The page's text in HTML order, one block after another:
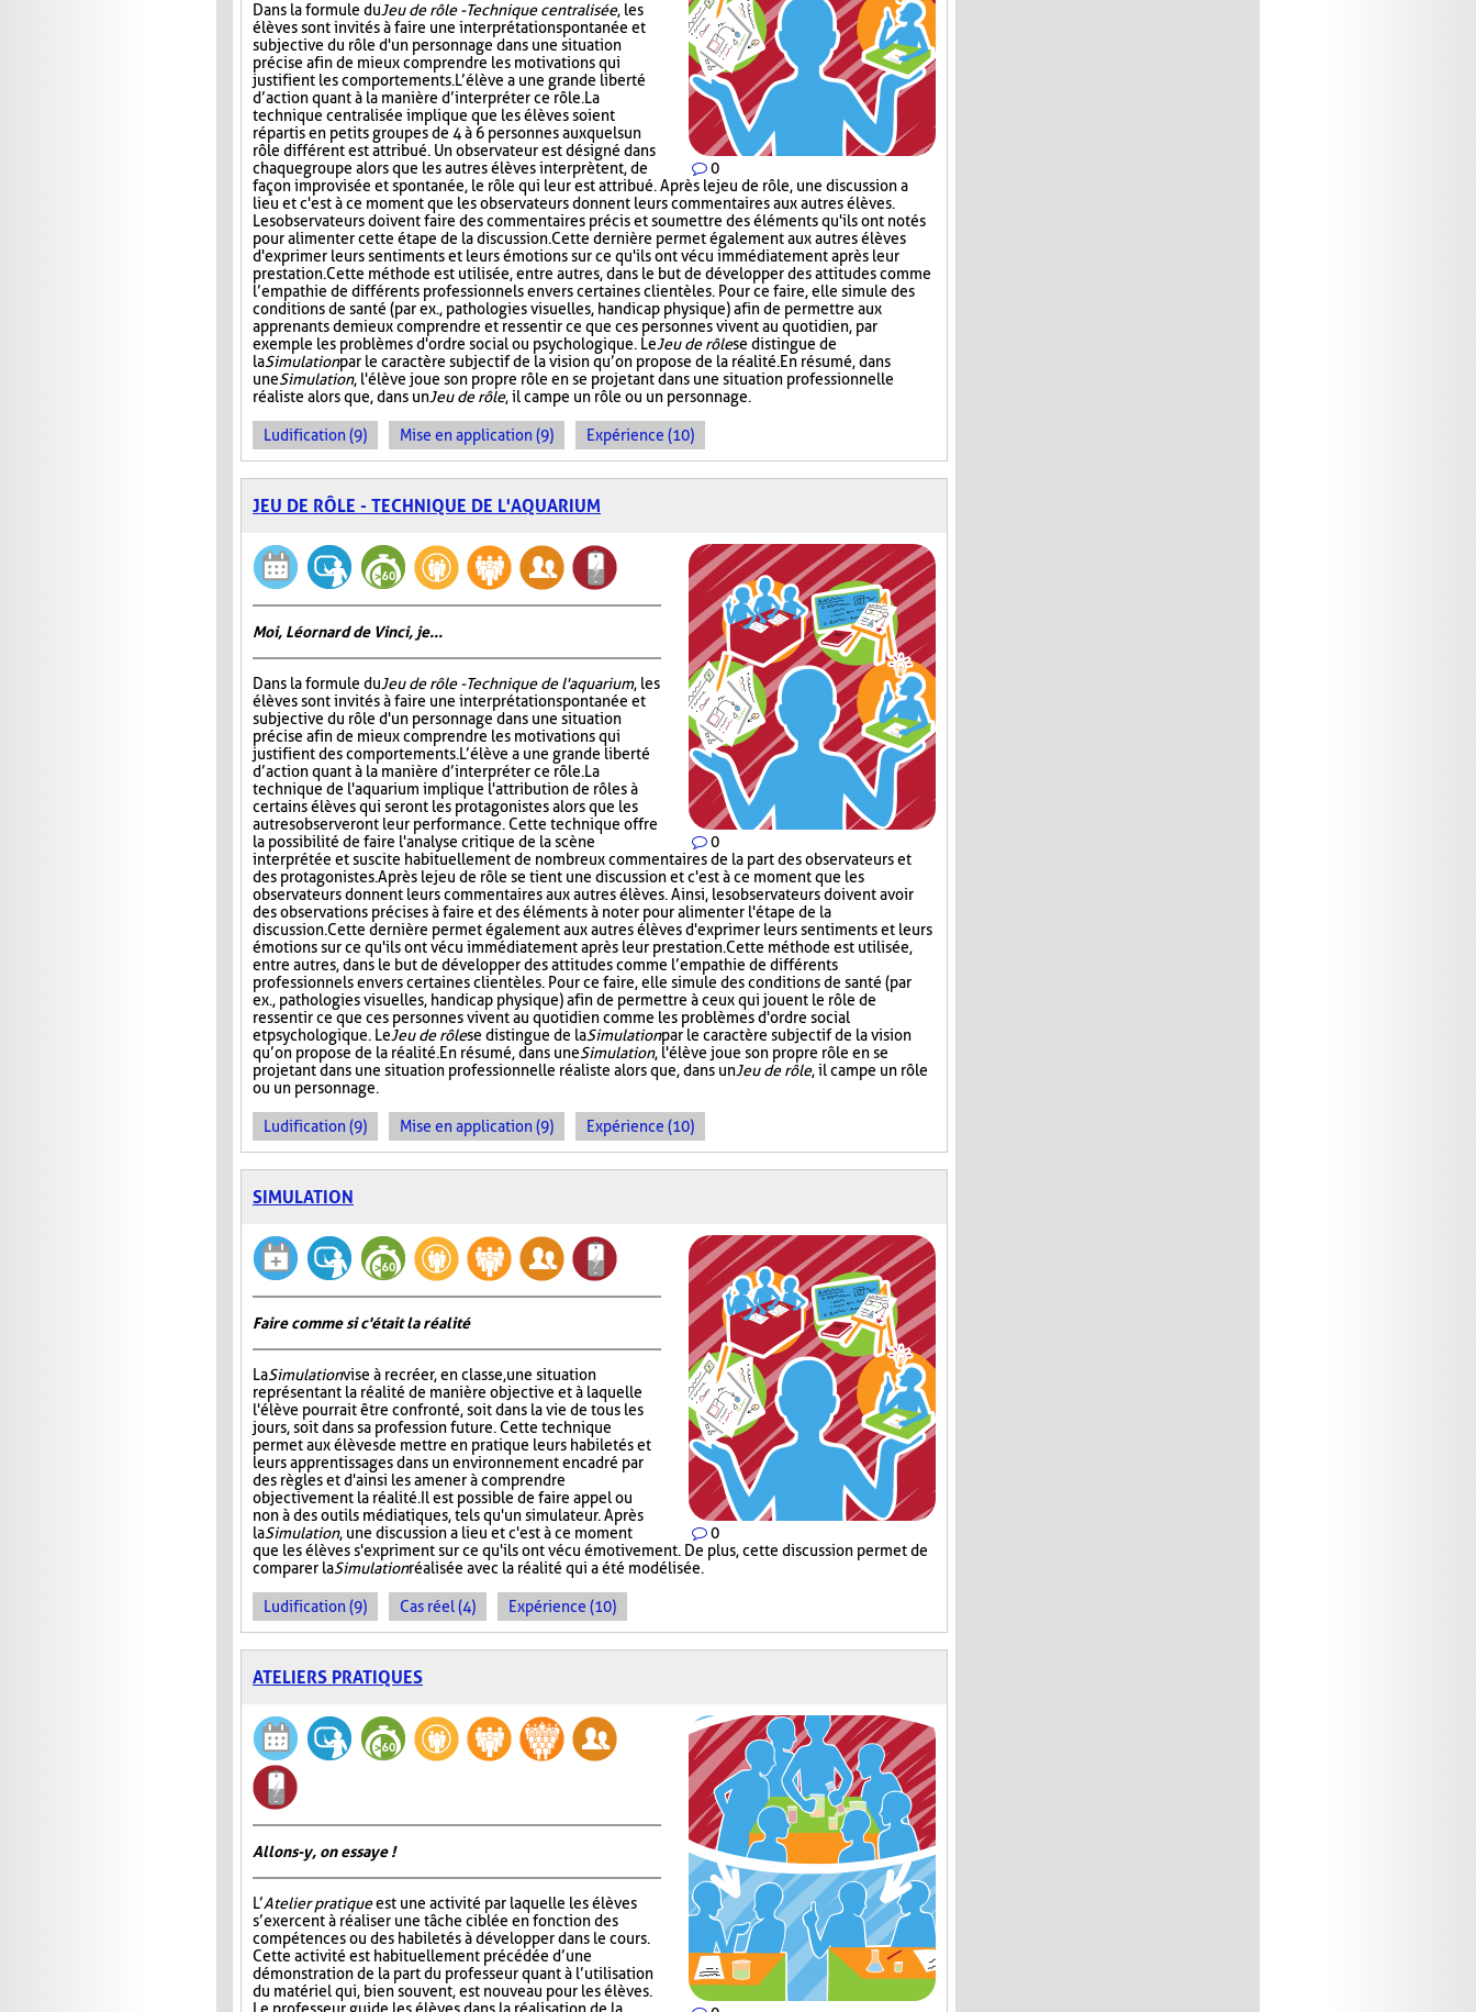
0
Dans la formule duJeu de rôle - Technique centralisée, les
élèves sont invités à faire une interprétation spontanée et
subjective du rôle d'un personnage dans une situation
précise afin de mieux comprendre les motivations qui
justifient les comportements. L’élève a une grande liberté
d’action quant à la manière d’interpréter ce rôle. La
technique centralisée implique que les élèves soient
répartis en petits groupes de 4 à 6 personnes auxquels un
rôle différent est attribué. Un observateur est désigné dans
chaque groupe alors que les autres élèves interprètent, de
façon improvisée et spontanée, le rôle qui leur est attribué. Après le jeu de rôle, une discussion a
lieu et c'est à ce moment que les observateurs donnent leurs commentaires aux autres élèves.
Les observateurs doivent faire des commentaires précis et soumettre des éléments qu'ils ont notés
pour alimenter cette étape de la discussion. Cette dernière permet également aux autres élèves
d'exprimer leurs sentiments et leurs émotions sur ce qu'ils ont vécu immédiatement après leur
prestation. Cette méthode est utilisée, entre autres, dans le but de développer des attitudes comme
l’empathie de différents professionnels envers certaines clientèles. Pour ce faire, elle simule des
conditions de santé (par ex., pathologies visuelles, handicap physique) afin de permettre aux
apprenants de mieux comprendre et ressentir ce que ces personnes vivent au quotidien, par
exemple les problèmes d'ordre social ou psychologique. LeJeu de rôlese distingue de
laSimulationpar le caractère subjectif de la vision qu’on propose de la réalité. En résumé, dans
uneSimulation, l'élève joue son propre rôle en se projetant dans une situation professionnelle
réaliste alors que, dans unJeu de rôle, il campe un rôle ou un personnage.
Ludification (9) Mise en application (9) Expérience (10)
JEU DE RÔLE - TECHNIQUE DE L'AQUARIUM
0
Moi, Léornard de Vinci, je...
Dans la formule duJeu de rôle - Technique de l'aquarium, les
élèves sont invités à faire une interprétation spontanée et
subjective du rôle d'un personnage dans une situation
précise afin de mieux comprendre les motivations qui
justifient des comportements. L’élève a une grande liberté
d’action quant à la manière d’interpréter ce rôle. La
technique de l'aquarium implique l'attribution de rôles à
certains élèves qui seront les protagonistes alors que les
autres observeront leur performance. Cette technique offre
la possibilité de faire l'analyse critique de la scène
interprétée et suscite habituellement de nombreux commentaires de la part des observateurs et
des protagonistes. Après le jeu de rôle se tient une discussion et c'est à ce moment que les
observateurs donnent leurs commentaires aux autres élèves. Ainsi, les observateurs doivent avoir
des observations précises à faire et des éléments à noter pour alimenter l'étape de la
discussion. Cette dernière permet également aux autres élèves d'exprimer leurs sentiments et leurs
émotions sur ce qu'ils ont vécu immédiatement après leur prestation. Cette méthode est utilisée,
entre autres, dans le but de développer des attitudes comme l’empathie de différents
professionnels envers certaines clientèles. Pour ce faire, elle simule des conditions de santé (par
ex., pathologies visuelles, handicap physique) afin de permettre à ceux qui jouent le rôle de
ressentir ce que ces personnes vivent au quotidien comme les problèmes d'ordre social
et psychologique. LeJeu de rôlese distingue de laSimulationpar le caractère subjectif de la vision
qu’on propose de la réalité. En résumé, dans uneSimulation, l'élève joue son propre rôle en se
projetant dans une situation professionnelle réaliste alors que, dans unJeu de rôle, il campe un rôle
ou un personnage.
Ludification (9) Mise en application (9) Expérience (10)
SIMULATION
0
Faire comme si c'était la réalité
LaSimulationvise à recréer, en classe, une situation
représentant la réalité de manière objective et à laquelle
l'élève pourrait être confronté, soit dans la vie de tous les
jours, soit dans sa profession future. Cette technique
permet aux élèves de mettre en pratique leurs habiletés et
leurs apprentissages dans un environnement encadré par
des règles et d'ainsi les amener à comprendre
objectivement la réalité. Il est possible de faire appel ou
non à des outils médiatiques, tels qu'un simulateur. Après
laSimulation, une discussion a lieu et c'est à ce moment
que les élèves s'expriment sur ce qu'ils ont vécu émotivement. De plus, cette discussion permet de
comparer laSimulationréalisée avec la réalité qui a été modélisée.
Ludification (9) Cas réel (4) Expérience (10)
ATELIERS PRATIQUES
Allons-y, on essaye !
L’Atelier pratiqueest une activité par laquelle les élèves
s’exercent à réaliser une tâche ciblée en fonction des
compétences ou des habiletés à développer dans le cours.
Cette activité est habituellement précédée d’une
démonstration de la part du professeur quant à l’utilisation
du matériel qui, bien souvent, est nouveau pour les élèves.